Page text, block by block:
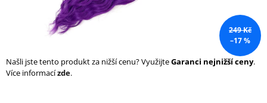
249 Kč
–17 %
Našli jste tento produkt za nižší cenu? VyužijteGaranci nejnižší ceny.
Více informacízde.
o
r
u